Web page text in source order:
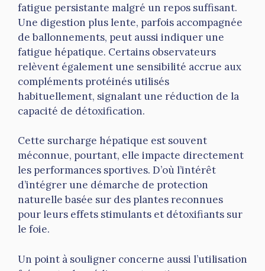
fatigue persistante malgré un repos suffisant.
Une digestion plus lente, parfois accompagnée
de ballonnements, peut aussi indiquer une
fatigue hépatique. Certains observateurs
relèvent également une sensibilité accrue aux
compléments protéinés utilisés
habituellement, signalant une réduction de la
capacité de détoxification.
Cette surcharge hépatique est souvent
méconnue, pourtant, elle impacte directement
les performances sportives. D’où l’intérêt
d’intégrer une démarche de protection
naturelle basée sur des plantes reconnues
pour leurs effets stimulants et détoxifiants sur
le foie.
Un point à souligner concerne aussi l’utilisation